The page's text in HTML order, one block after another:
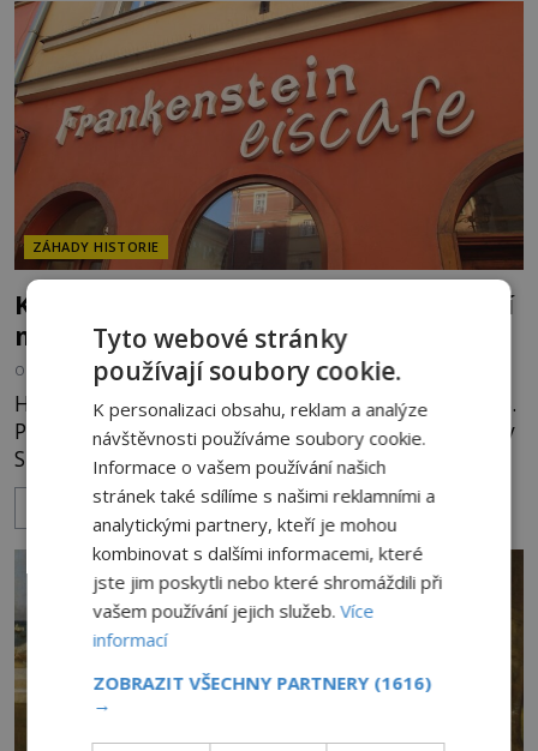
hrdina podle všeho skutečně žil! Americkým
státem Kalifornie projíž
ZÁHADY HISTORIE
Kauza Frankenstein: Zrodilo legendární
monstrum vražedné řádění hrobníků?
OD MIREK BRÁT 29.12.2023 2.7TIS
Hororový román Frankenstein vyšel již v roce 1818.
Příběh, který napsala teprve devatenáctiletá Mary
Shelleyová, je však vytrvale připomínán. Stále se
také hledá odpověď na otázku, co mohlo
inspirovat autorku k názvu románu i dějové
zápletce. Román Frankenstein vypráví příběh
vědce Viktora Frankensteina, kterému se podařilo
vytvořit umělého
ZOBRAZIT VÍCE
Tyto webové stránky
používají soubory cookie.
K personalizaci obsahu, reklam a analýze
návštěvnosti používáme soubory cookie.
Informace o vašem používání našich
stránek také sdílíme s našimi reklamními a
analytickými partnery, kteří je mohou
kombinovat s dalšími informacemi, které
jste jim poskytli nebo které shromáždili při
vašem používání jejich služeb.Více
informací
ZOBRAZIT VŠECHNY PARTNERY (1616)
→